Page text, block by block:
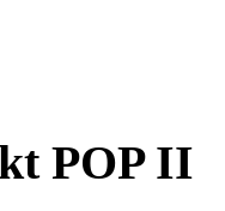
POP II